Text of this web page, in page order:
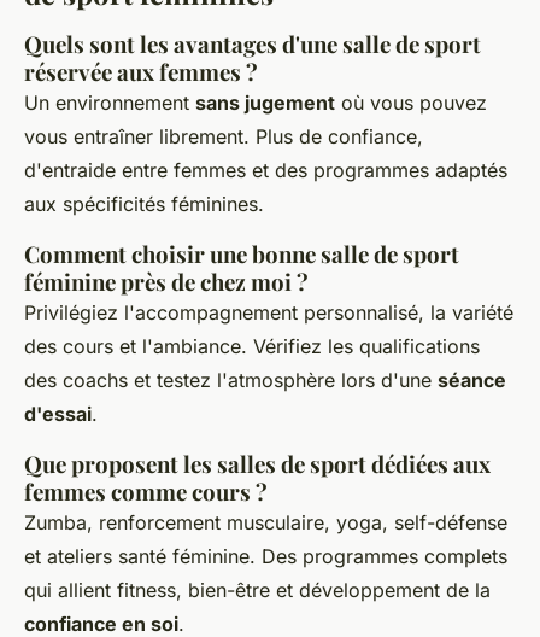
Quels sont les avantages d'une salle de sport
réservée aux femmes ?
Un environnement sans jugement où vous pouvez
vous entraîner librement. Plus de confiance,
d'entraide entre femmes et des programmes adaptés
aux spécificités féminines.
Comment choisir une bonne salle de sport
féminine près de chez moi ?
Privilégiez l'accompagnement personnalisé, la variété
des cours et l'ambiance. Vérifiez les qualifications
des coachs et testez l'atmosphère lors d'une séance
d'essai.
Que proposent les salles de sport dédiées aux
femmes comme cours ?
Zumba, renforcement musculaire, yoga, self-défense
et ateliers santé féminine. Des programmes complets
qui allient fitness, bien-être et développement de la
confiance en soi.